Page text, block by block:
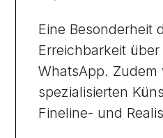
Eine Besonderheit
Erreichbarkeit
WhatsApp.
spezialisierten
Fineline- und